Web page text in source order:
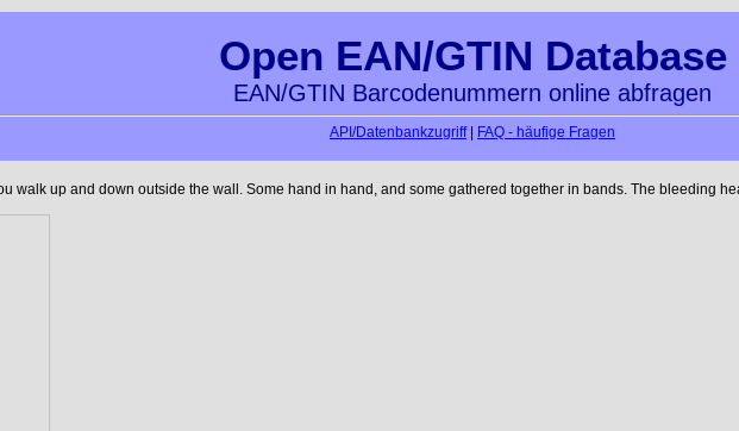
Open EAN/GTIN Database
EAN/GTIN Barcodenummern online abfragen
API/Datenbankzugriff| FAQ - häufige Fragen
walk up and down outside the wall. Some hand in hand, and some gathered together in bands. The bleeding